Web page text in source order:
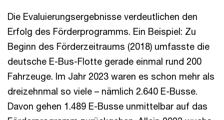
Die Evaluierungsergebnisse verdeutlichen den
Erfolg des Förderprogramms. Ein Beispiel: Zu
Beginn des Förderzeitraums (2018) umfasste die
deutsche E-Bus-Flotte gerade einmal rund 200
Fahrzeuge. Im Jahr 2023 waren es schon mehr als
dreizehnmal so viele – nämlich 2.640 E-Busse.
Davon gehen 1.489 E-Busse unmittelbar auf das